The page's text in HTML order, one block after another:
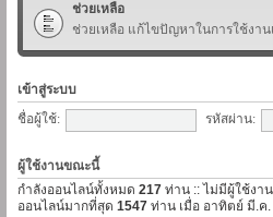
ช่วยเหลือ
ช่วยเหลือ แก้ไขปัญหาในการใช้งาน
เข้าสู่ระบบ
ชื่อผู้ใช้:
รหัสผ่าน:
ผู้ใช้งานขณะนี้
กำลังออนไลน์ทั้งหมด 217 ท่าน :: ไม่มีผู้ใช้งา
ออนไลน์มากที่สุด 1547 ท่าน เมื่อ อาทิตย์ มี.ค.